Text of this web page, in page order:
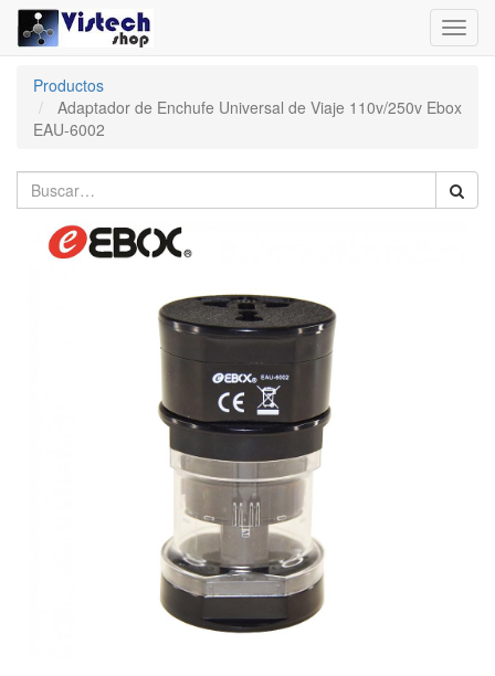
Productos
Adaptador de Enchufe Universal de Viaje 110v/250v Ebox
EAU-6002